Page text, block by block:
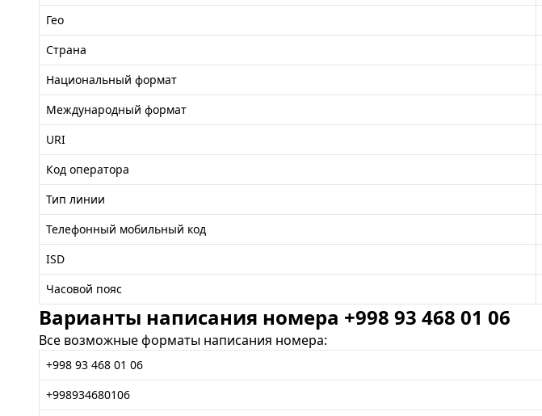
Гео
Страна
Национальный формат
Международный формат
URI
Код оператора
Тип линии
Телефонный мобильный код
ISD
Часовой пояс
Варианты написания номера +998 93 468 01 06
Все возможные форматы написания номера:
+998 93 468 01 06
+998934680106